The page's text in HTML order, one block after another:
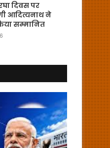
दिवस पर
आदित्यनाथ ने
सम्मानित